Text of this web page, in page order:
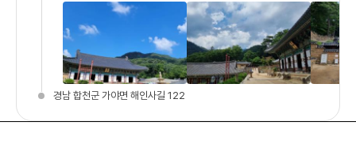
경남 합천군 가야면 해인사길 122